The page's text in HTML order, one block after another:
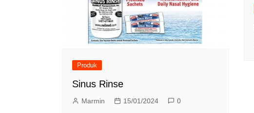
Produk
Sinus Rinse
Marmin 15/01/2024 0